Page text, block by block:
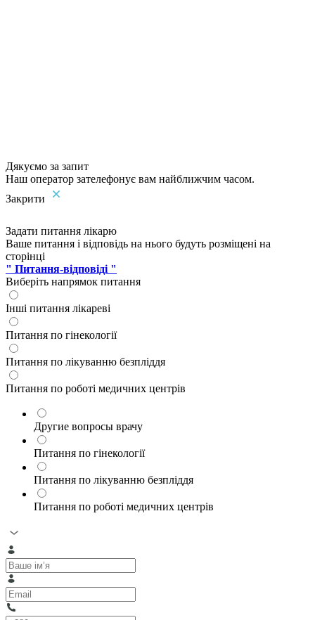
Дякуємо за запит
Наш оператор зателефонує вам найближчим часом.
Закрити
Задати питання лікарю
Ваше питання і відповідь на нього будуть розміщені на
сторінці
" Питання-відповіді "
Виберіть напрямок питання
Інші питання лікареві
Питання по гінекології
Питання по лікуванню безпліддя
Питання по роботі медичних центрів
Другие вопросы врачу
Питання по гінекології
Питання по лікуванню безпліддя
Питання по роботі медичних центрів